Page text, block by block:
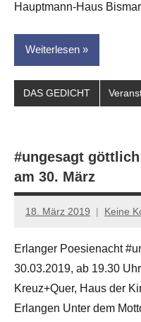
Hauptmann-Haus
Weiterlesen
DAS GEDICHT
#ungesagt
am 30. März
18. März 2019
Jan-
Hornauer
für
dasgedichtblog
Keine
Erlanger Poesienacht
30.03.2019, ab 19.30
Kreuz+Quer, Haus der
Erlangen Unter dem